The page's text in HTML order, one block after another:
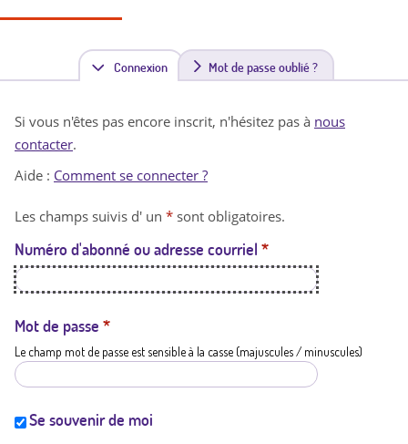
Connexion(
n
t
a
t
i
Mot de passe oublié ?
Si vous n'êtes pas encore inscrit, n'hésitez pas à nous
contacter.
Aide : Comment se connecter ?
Les champs suivis d' un * sont obligatoires.
Numéro d'abonné ou adresse courriel *
Mot de passe *
Le champ mot de passe est sensible à la casse (majuscules / minuscules)
Se souvenir de moi